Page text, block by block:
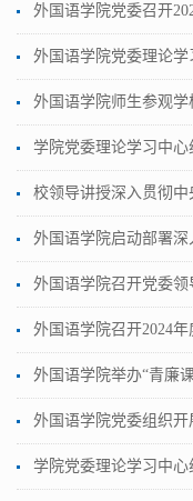
外国语学院党委召开
外国语学院党委理论
外国语学院师生参观
学院党委理论学习中
校领导讲授深入贯彻
外国语学院启动部署
外国语学院召开党委
外国语学院召开2024
外国语学院举办“青廉
外国语学院党委组织
学院党委理论学习中